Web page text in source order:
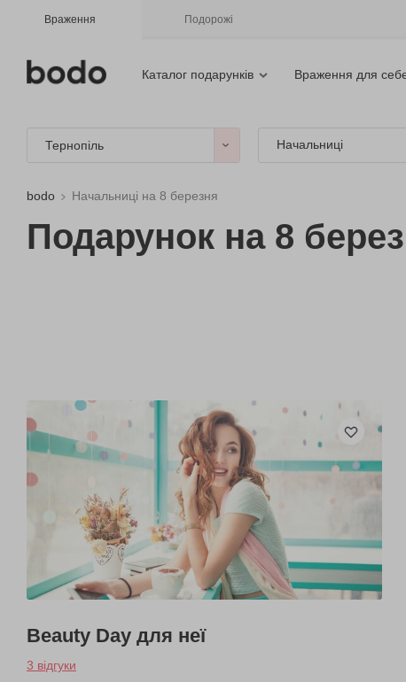
Враження Подорожі
Каталог подарунків Враження для
Тернопіль Начальниці
bodo Начальниці на 8 березня
Подарунок на 8
Beauty Day для неї
3 відгуки